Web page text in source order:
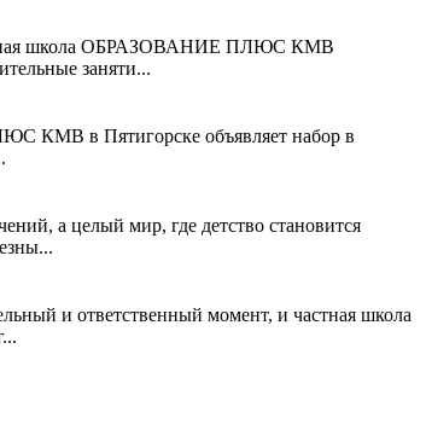
школа ОБРАЗОВАНИЕ ПЛЮС КМВ
заняти...
КМВ в Пятигорске объявляет набор в
а целый мир, где детство становится
и ответственный момент, и частная школа